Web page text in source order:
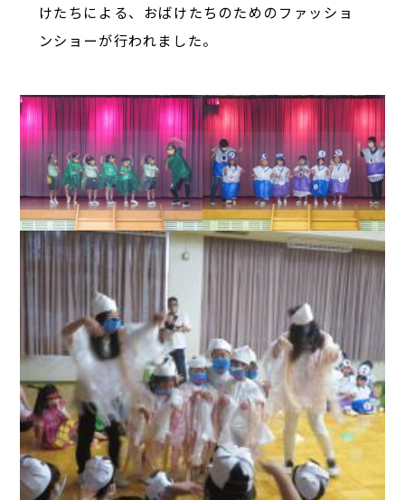
けたちによる、おばけたちのためのファッショ
ンショーが行われました。